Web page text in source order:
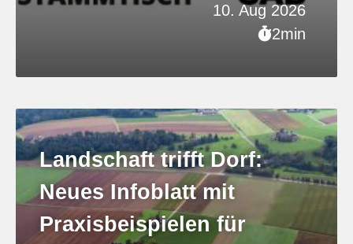
10. Aug 2026
2min
Landschaft trifft Dorf:
Neues Infoblatt mit
Praxisbeispielen für